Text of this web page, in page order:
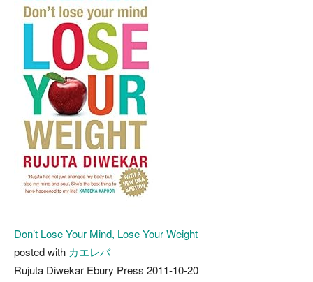
Don’t Lose Your Mind, Lose Your Weight
posted with カエレバ
Rujuta Diwekar Ebury Press 2011-10-20